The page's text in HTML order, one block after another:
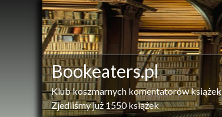
Bookeaters.pl
Klub koszmarnych komentatorów książek
Zjedliśmy już 1550 książek